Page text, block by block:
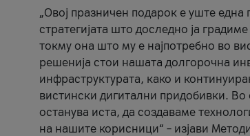
„Овој празничен подарок е уште
стратегијата што доследно ја
токму она што му е најпотребно во
решенија стои нашата долгорочна
инфраструктурата, како и
вистински дигитални придобивки. Во
останува иста, да создаваме
на нашите корисници“ – изјави